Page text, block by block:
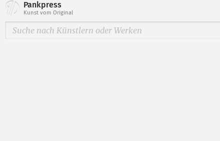
Pankpress
Kunst vom Original